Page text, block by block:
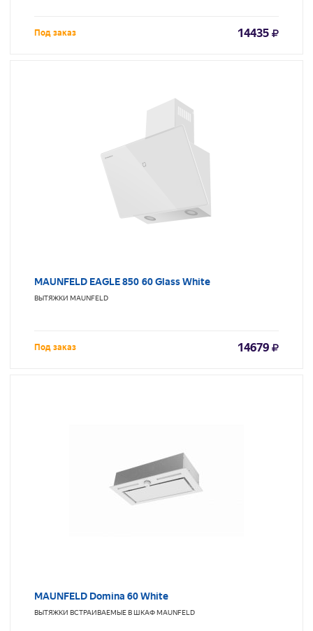
Под заказ 14435
MAUNFELD EAGLE 850 60 Glass White
ВЫТЯЖКИ MAUNFELD
Под заказ 14679
MAUNFELD Domina 60 White
ВЫТЯЖКИ ВСТРАИВАЕМЫЕ В ШКАФMAUNFELD